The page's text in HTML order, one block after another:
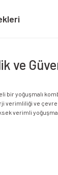
ve
bir yoğuşmalı
ve
verimli